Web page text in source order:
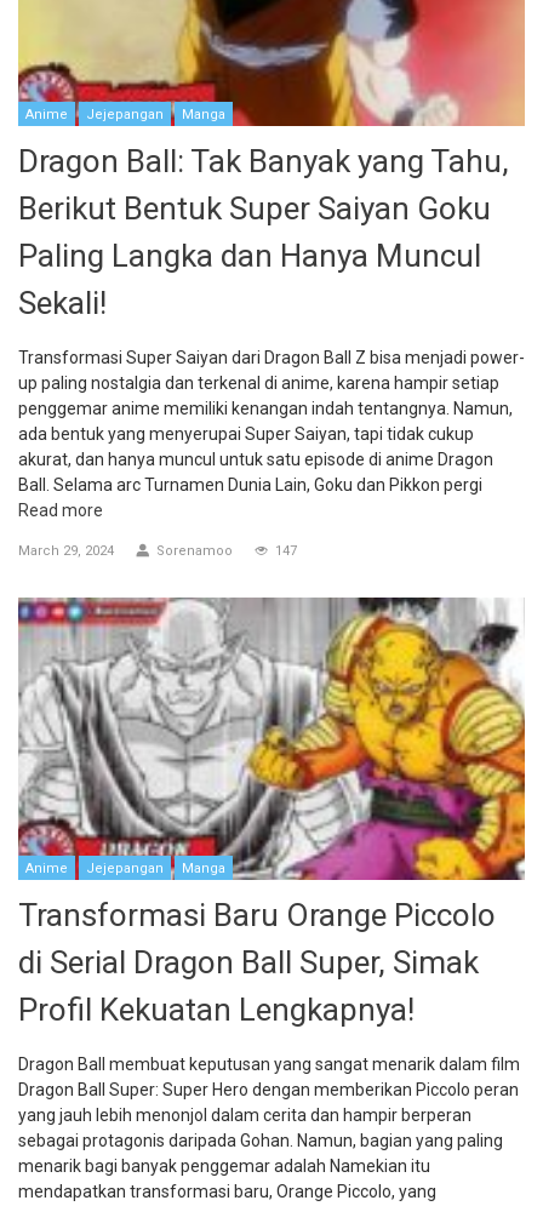
Anime Jejepangan Manga
Dragon Ball: Tak Banyak yang Tahu,
Berikut Bentuk Super Saiyan Goku
Paling Langka dan Hanya Muncul
Sekali!
Transformasi Super Saiyan dari Dragon Ball Z bisa menjadi power-
up paling nostalgia dan terkenal di anime, karena hampir setiap
penggemar anime memiliki kenangan indah tentangnya. Namun,
ada bentuk yang menyerupai Super Saiyan, tapi tidak cukup
akurat, dan hanya muncul untuk satu episode di anime Dragon
Ball. Selama arc Turnamen Dunia Lain, Goku dan Pikkon pergi
Read more
March 29, 2024 Sorenamoo 147
Anime Jejepangan Manga
Transformasi Baru Orange Piccolo
di Serial Dragon Ball Super, Simak
Profil Kekuatan Lengkapnya!
Dragon Ball membuat keputusan yang sangat menarik dalam film
Dragon Ball Super: Super Hero dengan memberikan Piccolo peran
yang jauh lebih menonjol dalam cerita dan hampir berperan
sebagai protagonis daripada Gohan. Namun, bagian yang paling
menarik bagi banyak penggemar adalah Namekian itu
mendapatkan transformasi baru, Orange Piccolo, yang